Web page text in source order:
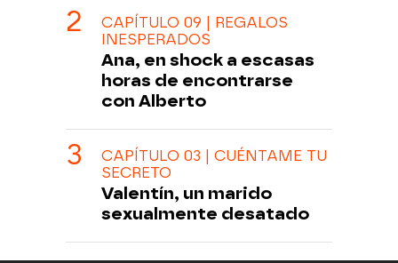
CAPÍTULO 09 | REGALOS
INESPERADOS
Ana, en shock a escasas
horas de encontrarse
con Alberto
CAPÍTULO 03 | CUÉNTAME TU
SECRETO
Valentín, un marido
sexualmente desatado